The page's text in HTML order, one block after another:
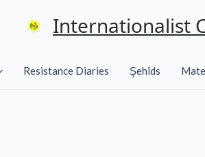
Internationalist
Resistance Diaries Şehîds